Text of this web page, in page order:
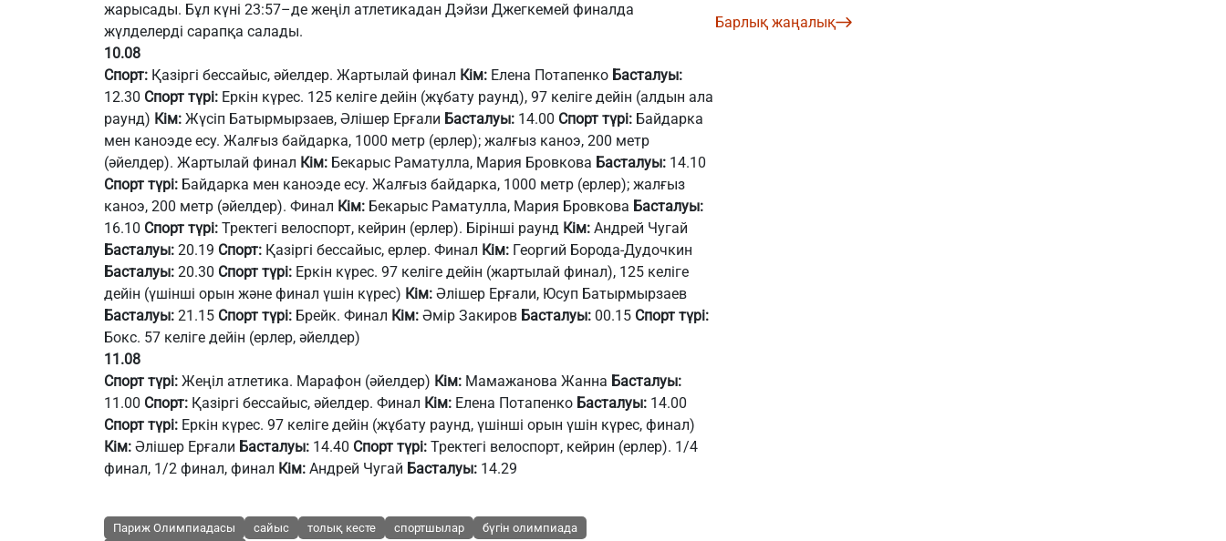
жарысады. Бұл күні 23:57–де жеңіл атлетикадан Дэйзи Джегкемей финалда
жүлделерді сарапқа салады.
10.08
Спорт: Қазіргі бессайыс, әйелдер. Жартылай финал Кім: Елена Потапенко Басталуы:
12.30 Спорт түрі: Еркін күрес. 125 келіге дейін (жұбату раунд), 97 келіге дейін (алдын ала
раунд) Кім: Жүсіп Батырмырзаев, Әлішер Ерғали Басталуы: 14.00 Спорт түрі: Байдарка
мен каноэде есу. Жалғыз байдарка, 1000 метр (ерлер); жалғыз каноэ, 200 метр
(әйелдер). Жартылай финал Кім: Бекарыс Раматулла, Мария Бровкова Басталуы: 14.10
Спорт түрі: Байдарка мен каноэде есу. Жалғыз байдарка, 1000 метр (ерлер); жалғыз
каноэ, 200 метр (әйелдер). Финал Кім: Бекарыс Раматулла, Мария Бровкова Басталуы:
16.10 Спорт түрі: Тректегі велоспорт, кейрин (ерлер). Бірінші раунд Кім: Андрей Чугай
Басталуы: 20.19 Спорт: Қазіргі бессайыс, ерлер. Финал Кім: Георгий Борода-Дудочкин
Басталуы: 20.30 Спорт түрі: Еркін күрес. 97 келіге дейін (жартылай финал), 125 келіге
дейін (үшінші орын және финал үшін күрес) Кім: Әлішер Ерғали, Юсуп Батырмырзаев
Басталуы: 21.15 Спорт түрі: Брейк. Финал Кім: Әмір Закиров Басталуы: 00.15 Спорт түрі:
Бокс. 57 келіге дейін (ерлер, әйелдер)
11.08
Спорт түрі: Жеңіл атлетика. Марафон (әйелдер) Кім: Мамажанова Жанна Басталуы:
11.00 Спорт: Қазіргі бессайыс, әйелдер. Финал Кім: Елена Потапенко Басталуы: 14.00
Спорт түрі: Еркін күрес. 97 келіге дейін (жұбату раунд, үшінші орын үшін күрес, финал)
Кім: Әлішер Ерғали Басталуы: 14.40 Спорт түрі: Тректегі велоспорт, кейрин (ерлер). 1/4
финал, 1/2 финал, финал Кім: Андрей Чугай Басталуы: 14.29
Париж Олимпиадасы сайыс толық кесте спортшылар
бүгін олимпиада
Барлық жаңалық